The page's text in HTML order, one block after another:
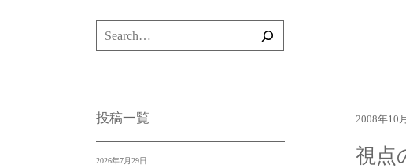
2008年10
視点
検
索
投稿一覧
2026年7月29日